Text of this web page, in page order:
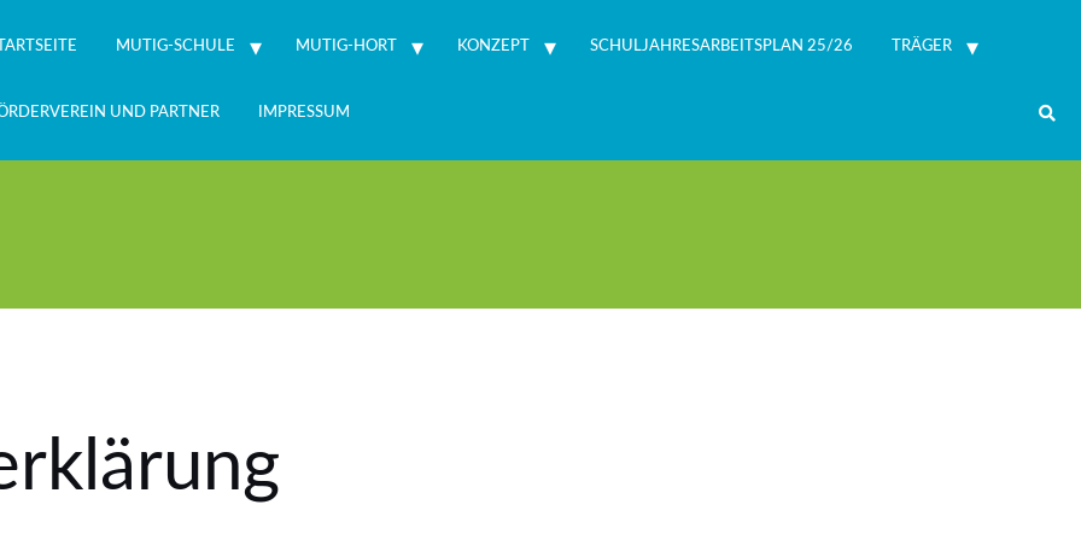
MUTIG-SCHULE MUTIG-HORT KONZEPT SCHULJAHRESARBEITSPLAN 25/26 TRÄGER
UND PARTNER IMPRESSUM